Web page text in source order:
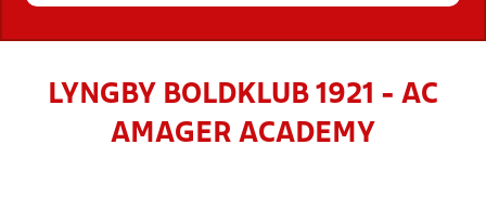
LYNGBY BOLDKLUB 1921 - AC
AMAGER ACADEMY